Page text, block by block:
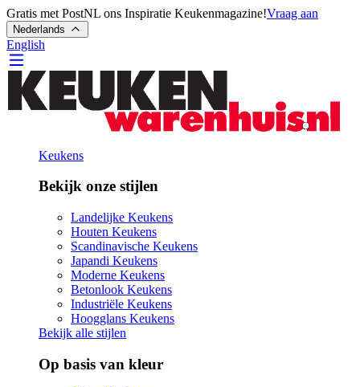
Gratis met PostNL ons Inspiratie Keukenmagazine!Vraag aan
Nederlands
English
Keukens
Bekijk onze stijlen
Landelijke Keukens
Houten Keukens
Scandinavische Keukens
Japandi Keukens
Moderne Keukens
Betonlook Keukens
Industriële Keukens
Hoogglans Keukens
Bekijk alle stijlen
Op basis van kleur